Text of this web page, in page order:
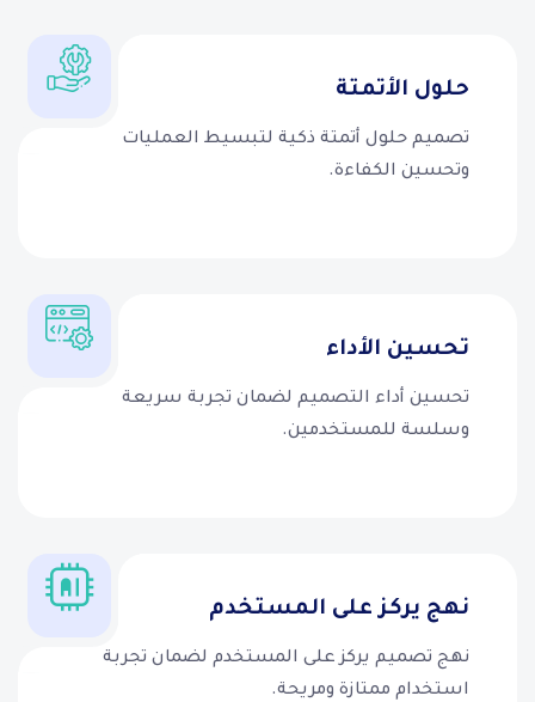
حلول الأتمتة
تصميم حلول أتمتة ذكية لتبسيط العمليات
وتحسين الكفاءة.
تحسين الأداء
تحسين أداء التصميم لضمان تجربة سريعة
وسلسة للمستخدمين.
نهج يركز على المستخدم
نهج تصميم يركز على المستخدم لضمان تجربة
استخدام ممتازة ومريحة.